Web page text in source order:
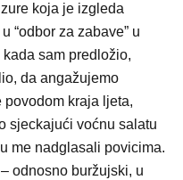
koja je izgleda
“odbor za zabave” u
sam predložio,
da angažujemo
kraja ljeta,
sjeckajući voćnu salatu
me nadglasali povicima.
odnosno buržujski, u